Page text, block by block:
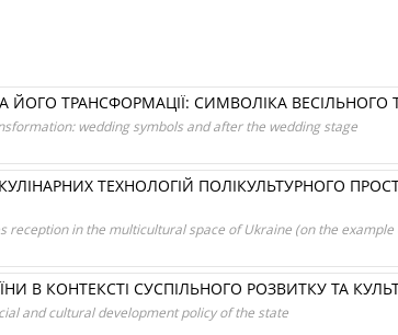
ТРАНСФОРМАЦІЇ: СИМВОЛІКА ВЕСІЛЬНОГО
wedding symbols and after the wedding stage
ТЕХНОЛОГІЙ ПОЛІКУЛЬТУРНОГО
in the multicultural space of Ukraine (on the
В КОНТЕКСТІ СУСПІЛЬНОГО РОЗВИТКУ ТА
and cultural development policy of the state